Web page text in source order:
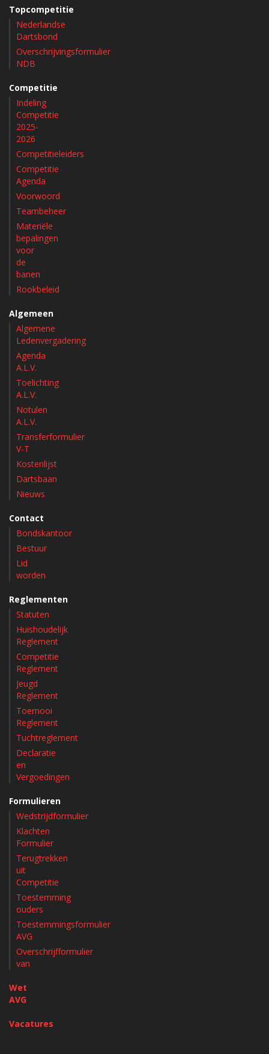
Topcompetitie
Nederlandse
Dartsbond
Overschrijvingsformulier
NDB
Competitie
Indeling
Competitie
2025-
2026
Competitieleiders
Competitie
Agenda
Voorwoord
Teambeheer
Materiële
bepalingen
voor
de
banen
Rookbeleid
Algemeen
Algemene
Ledenvergadering
Agenda
A.L.V.
Toelichting
A.L.V.
Notulen
A.L.V.
Transferformulier
V-T
Kostenlijst
Dartsbaan
Nieuws
Contact
Bondskantoor
Bestuur
Lid
worden
Reglementen
Statuten
Huishoudelijk
Reglement
Competitie
Reglement
Jeugd
Reglement
Toernooi
Reglement
Tuchtreglement
Declaratie
en
Vergoedingen
Formulieren
Wedstrijdformulier
Klachten
Formulier
Terugtrekken
uit
Competitie
Toestemming
ouders
Toestemmingsformulier
AVG
Overschrijfformulier
van
Wet
AVG
Vacatures